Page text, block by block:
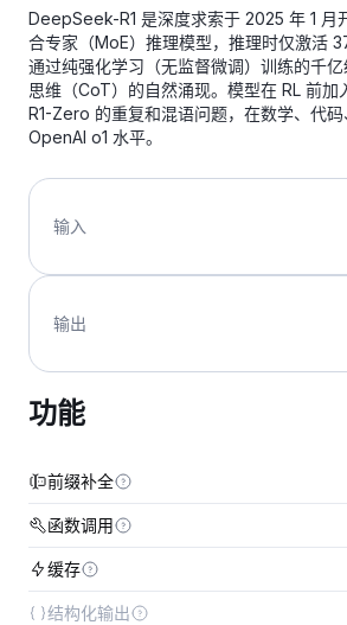
DeepSeek-R1 是深度求索于 2025 年 1 月
合专家（MoE）推理模型，推理时仅激活
通过纯强化学习（无监督微调）训练的千
思维（CoT）的自然涌现。模型在 RL 前加
R1-Zero 的重复和混语问题，在数学、代
OpenAI o1 水平。
输入
输出
功能
前缀补全
函数调用
缓存
结构化输出